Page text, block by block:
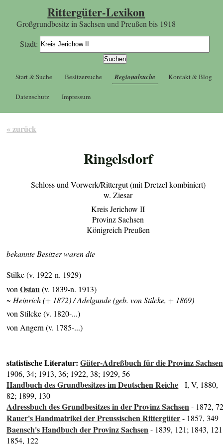
Rittergüter-Lexikon
Großgrundbesitz in Sachsen und Preußen bis 1918
Stadt:
Start & Suche Besitzersuche Regionalsuche Kontakt & Blog
Datenschutz Impressum
« zurück
Ringelsdorf
Schloss und Vorwerk/Rittergut (mit Dretzel kombiniert)
w. Ziesar
Kreis Jerichow II
Provinz Sachsen
Königreich Preußen
bekannte Besitzer waren die
Stilke (v. 1922-n. 1929)
vonOstau(v. 1839-n. 1913)
~ Heinrich (+ 1872) / Adelgunde (geb. von Stilcke, + 1869)
von Stilcke (v. 1820-...)
von Angern (v. 1785-...)
statistische Literatur:Güter-Adreßbuch für die Provinz Sachsen
1906, 34; 1913, 36; 1922, 38; 1929, 56
Handbuch des Grundbesitzes im Deutschen Reiche- I, V, 1880,
82; 1899, 130
Adressbuch des Grundbesitzes in der Provinz Sachsen- 1872,
Rauer's Handmatrikel der Preussischen Rittergüter- 1857, 349
Baensch's Handbuch der Provinz Sachsen- 1839, 121; 1843,
1854, 122